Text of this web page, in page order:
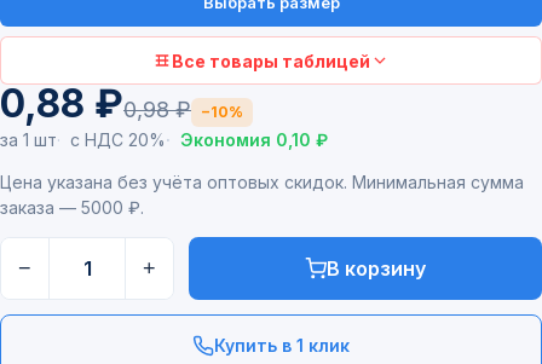
Все товары таблицей
0,88 ₽0,98 ₽ −10%
за 1 шт с НДС 20% Экономия 0,10 ₽
Цена указана без учёта оптовых скидок. Минимальная сумма
заказа — 5000 ₽.
− + В корзину
Купить в 1 клик